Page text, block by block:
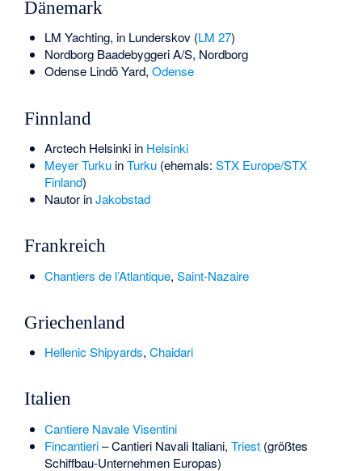
Dänemark
LM Yachting, in Lunderskov (LM 27)
Nordborg Baadebyggeri A/S, Nordborg
Odense Lindö Yard, Odense
Finnland
Arctech Helsinkiin Helsinki
Meyer TurkuinTurku(ehemals: STX Europe/STX
Finland)
NautorinJakobstad
Frankreich
Chantiers de l’Atlantique, Saint-Nazaire
Griechenland
Hellenic Shipyards, Chaidari
Italien
Cantiere Navale Visentini
Fincantieri– Cantieri Navali Italiani, Triest(größtes
Schiffbau-Unternehmen Europas)